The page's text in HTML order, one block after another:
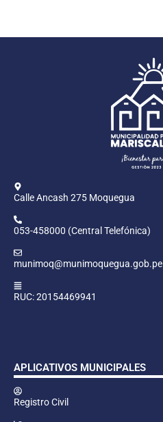
Calle Ancash 275 Moquegua
053-458000 (Central Telefónica)
munimoq@munimoquegua.gob.pe
RUC: 20154469941
APLICATIVOS MUNICIPALES
Registro Civil